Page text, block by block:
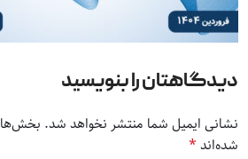
دیدگاهتان را بنویسید
نشانی ایمیل شما منتشر نخواهد شد.
شده‌اند*